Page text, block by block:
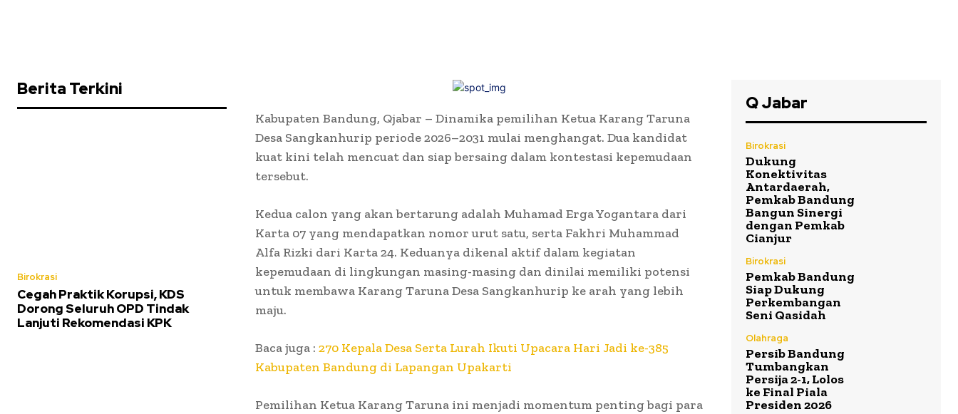
Berita Terkini
Birokrasi
Cegah Praktik Korupsi, KDS
Dorong Seluruh OPD Tindak
Lanjuti Rekomendasi KPK
Kabupaten Bandung, Qjabar – Dinamika pemilihan Ketua Karang Taruna
Desa Sangkanhurip periode 2026–2031 mulai menghangat. Dua kandidat
kuat kini telah mencuat dan siap bersaing dalam kontestasi kepemudaan
tersebut.
Kedua calon yang akan bertarung adalah Muhamad Erga Yogantara dari
Karta 07 yang mendapatkan nomor urut satu, serta Fakhri Muhammad
Alfa Rizki dari Karta 24. Keduanya dikenal aktif dalam kegiatan
kepemudaan di lingkungan masing-masing dan dinilai memiliki potensi
untuk membawa Karang Taruna Desa Sangkanhurip ke arah yang lebih
maju.
Baca juga : 270 Kepala Desa Serta Lurah Ikuti Upacara Hari Jadi ke-385
Kabupaten Bandung di Lapangan Upakarti
Pemilihan Ketua Karang Taruna ini menjadi momentum penting bagi para
Q Jabar
Birokrasi
Dukung
Konektivitas
Antardaerah,
Pemkab Bandung
Bangun Sinergi
dengan Pemkab
Cianjur
Birokrasi
Pemkab Bandung
Siap Dukung
Perkembangan
Seni Qasidah
Olahraga
Persib Bandung
Tumbangkan
Persija 2-1, Lolos
ke Final Piala
Presiden 2026